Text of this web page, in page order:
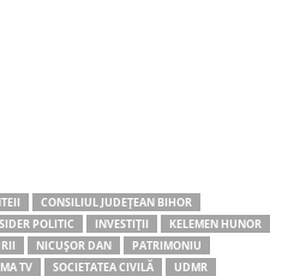
CONSILIUL JUDEȚEAN BIHOR
POLITIC INVESTIȚII
KELEMEN HUNOR
NICUȘOR DAN
PATRIMONIU
TV SOCIETATEA CIVILĂ UDMR